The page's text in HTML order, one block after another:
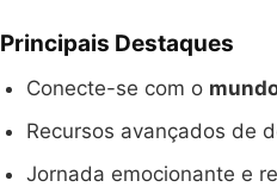
Principais Destaques
Conecte-se com o
Recursos avançados de
Jornada emocionante e